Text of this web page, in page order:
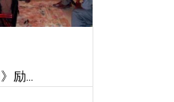
励...